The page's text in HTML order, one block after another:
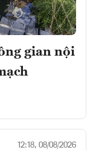
gian nội
12:18, 08/08/2026